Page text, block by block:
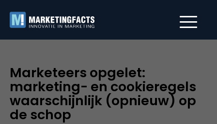
Marketeers opgelet:
marketing- en cookieregels
waarschijnlijk (opnieuw) op
de schop